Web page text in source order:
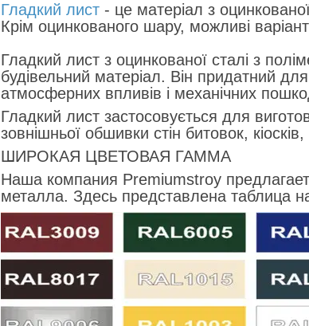
Гладкий лист - це матеріал з
Крім оцинкованого шару, можливі
Гладкий лист з оцинкованої сталі з
будівельний матеріал. Він придатний
атмосферних впливів і механічних
Гладкий лист застосовується для
зовнішньої обшивки стін битовок,
ШИРОКАЯ ЦВЕТОВАЯ ГАММА
Наша компания Premiumstroy
металла. Здесь представлена таблица